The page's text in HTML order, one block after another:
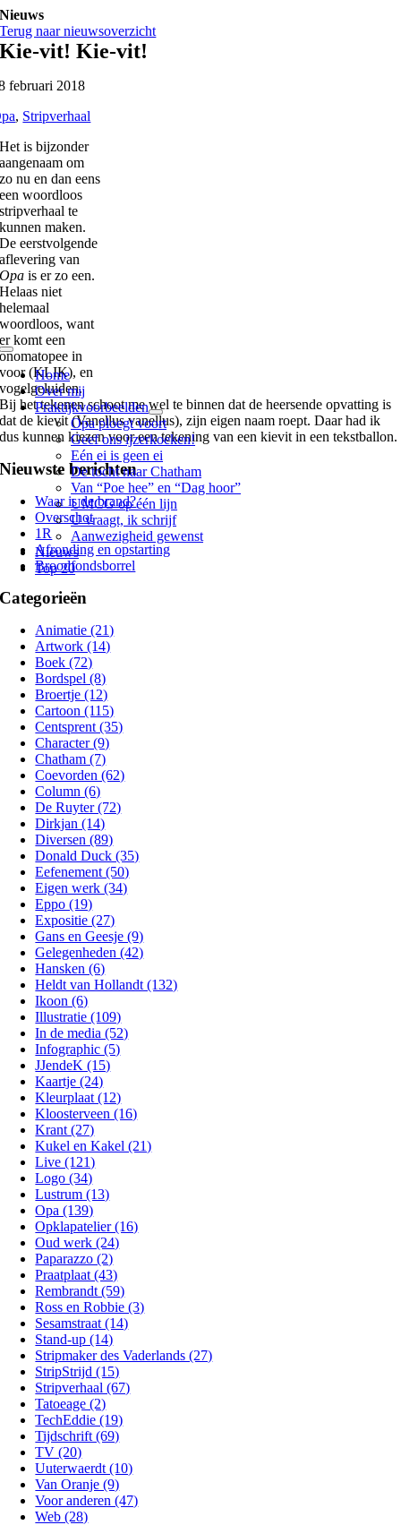
Ga
naar
inhoud
Toggle
Navigation
Home
Over mij
Praktijkvoorbeelden
Opa ploegt voort
Geef ons ijzerkoeken!
Eén ei is geen ei
De tocht naar Chatham
Van “Poe hee” en “Dag hoor”
UMCG op één lijn
U vraagt, ik schrijf
Aanwezigheid gewenst
Nieuws
Top 20
Nieuws
Terug naar nieuwsoverzicht
Kie-vit! Kie-vit!
februari 2018
, Stripverhaal
Het is bijzonder
aangenaam om
zo nu en dan eens
een woordloos
stripverhaal te
kunnen maken.
De eerstvolgende
aflevering van
Opa is er zo een.
Helaas niet
helemaal
woordloos, want
er komt een
onomatopee in
voor (KLIK), en
vogelgeluiden.
Bij het tekenen schoot me wel te binnen dat de heersende opvatting is
dat de kievit (Vanellus vanellus), zijn eigen naam roept. Daar had ik
dus kunnen kiezen voor een tekening van een kievit in een tekstballon.
Nieuwste berichten
Waar is de brand?
Overschot
1R
Afronding en opstarting
Broodfondsborrel
Categorieën
Animatie (21)
Artwork (14)
Boek (72)
Bordspel (8)
Broertje (12)
Cartoon (115)
Centsprent (35)
Character (9)
Chatham (7)
Coevorden (62)
Column (6)
De Ruyter (72)
Dirkjan (14)
Diversen (89)
Donald Duck (35)
Eefenement (50)
Eigen werk (34)
Eppo (19)
Expositie (27)
Gans en Geesje (9)
Gelegenheden (42)
Hansken (6)
Heldt van Hollandt (132)
Ikoon (6)
Illustratie (109)
In de media (52)
Infographic (5)
JJendeK (15)
Kaartje (24)
Kleurplaat (12)
Kloosterveen (16)
Krant (27)
Kukel en Kakel (21)
Live (121)
Logo (34)
Lustrum (13)
Opa (139)
Opklapatelier (16)
Oud werk (24)
Paparazzo (2)
Praatplaat (43)
Rembrandt (59)
Ross en Robbie (3)
Sesamstraat (14)
Stand-up (14)
Stripmaker des Vaderlands (27)
StripStrijd (15)
Stripverhaal (67)
Tatoeage (2)
TechEddie (19)
Tijdschrift (69)
TV (20)
Uuterwaerdt (10)
Van Oranje (9)
Voor anderen (47)
Web (28)